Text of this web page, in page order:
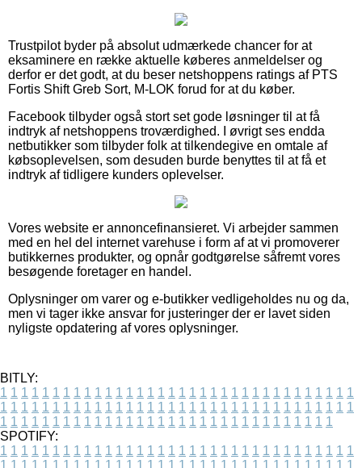
Trustpilot byder på absolut udmærkede chancer for at
eksaminere en række aktuelle køberes anmeldelser og
derfor er det godt, at du beser netshoppens ratings af PTS
Fortis Shift Greb Sort, M-LOK forud for at du køber.
Facebook tilbyder også stort set gode løsninger til at få
indtryk af netshoppens troværdighed. I øvrigt ses endda
netbutikker som tilbyder folk at tilkendegive en omtale af
købsoplevelsen, som desuden burde benyttes til at få et
indtryk af tidligere kunders oplevelser.
Vores website er annoncefinansieret. Vi arbejder sammen
med en hel del internet varehuse i form af at vi promoverer
butikkernes produkter, og opnår godtgørelse såfremt vores
besøgende foretager en handel.
Oplysninger om varer og e-butikker vedligeholdes nu og da,
men vi tager ikke ansvar for justeringer der er lavet siden
nyligste opdatering af vores oplysninger.
BITLY:
1 1 1 1 1 1 1 1 1 1 1 1 1 1 1 1 1 1 1 1 1 1 1 1 1 1 1 1 1 1 1 1 1 1
1 1 1 1 1 1 1 1 1 1 1 1 1 1 1 1 1 1 1 1 1 1 1 1 1 1 1 1 1 1 1 1 1 1
1 1 1 1 1 1 1 1 1 1 1 1 1 1 1 1 1 1 1 1 1 1 1 1 1 1 1 1 1 1 1 1
SPOTIFY:
1 1 1 1 1 1 1 1 1 1 1 1 1 1 1 1 1 1 1 1 1 1 1 1 1 1 1 1 1 1 1 1 1 1
1 1 1 1 1 1 1 1 1 1 1 1 1 1 1 1 1 1 1 1 1 1 1 1 1 1 1 1 1 1 1 1 1 1